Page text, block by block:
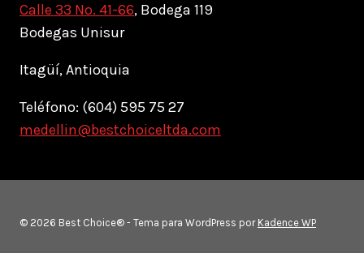
Calle 33 No. 41-66, Bodega 119
Bodegas Unisur
Itagüí, Antioquia
Teléfono: (604) 595 75 27
medellin@bestchoiceltda.com
© 2026 Best Choice® - Tema para WordPress por Kadence WP